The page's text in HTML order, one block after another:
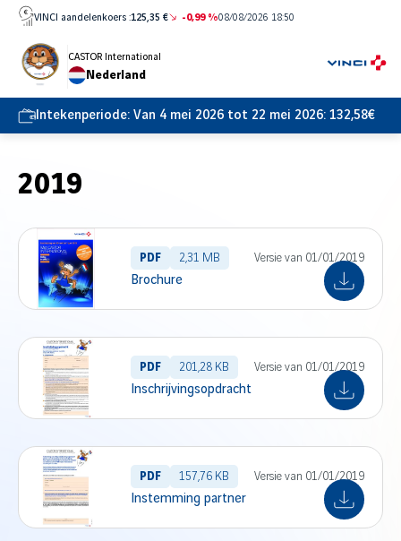
Direct
inhoud
gaan
CASTOR International
Nederland
Intekenperiode: Van 4 mei 2026 tot 22 mei 2026: 132,58€
VINCI aandelenkoers :125,35 € -0,99 %08/08/2026 18:50
2019
PDF 2,31 MB Versie van 01/01/2019
Brochure
PDF 201,28 KB Versie van 01/01/2019
Inschrijvingsopdracht
PDF 157,76 KB Versie van 01/01/2019
Instemming partner